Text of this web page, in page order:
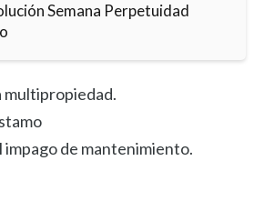
Semana Perpetuidad
multipropiedad.
impago de mantenimiento.